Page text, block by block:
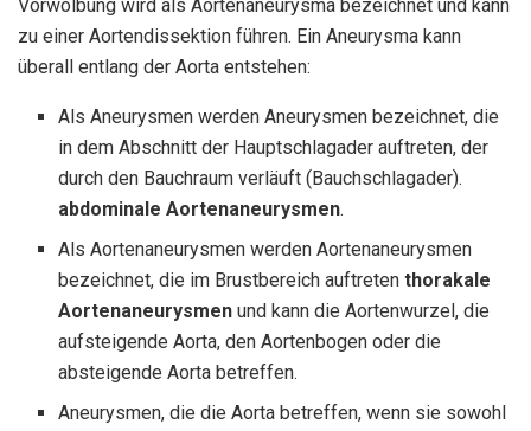
Vorwölbung wird als Aortenaneurysma bezeichnet und kann
zu einer Aortendissektion führen. Ein Aneurysma kann
überall entlang der Aorta entstehen:
Als Aneurysmen werden Aneurysmen bezeichnet, die
in dem Abschnitt der Hauptschlagader auftreten, der
durch den Bauchraum verläuft (Bauchschlagader).
abdominale Aortenaneurysmen.
Als Aortenaneurysmen werden Aortenaneurysmen
bezeichnet, die im Brustbereich auftretenthorakale
Aortenaneurysmen und kann die Aortenwurzel, die
aufsteigende Aorta, den Aortenbogen oder die
absteigende Aorta betreffen.
Aneurysmen, die die Aorta betreffen, wenn sie sowohl